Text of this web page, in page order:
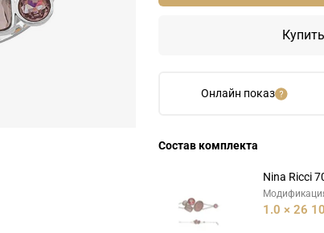
Онлайн показ
Состав комплекта
Nina Ricci
1.0 × 26